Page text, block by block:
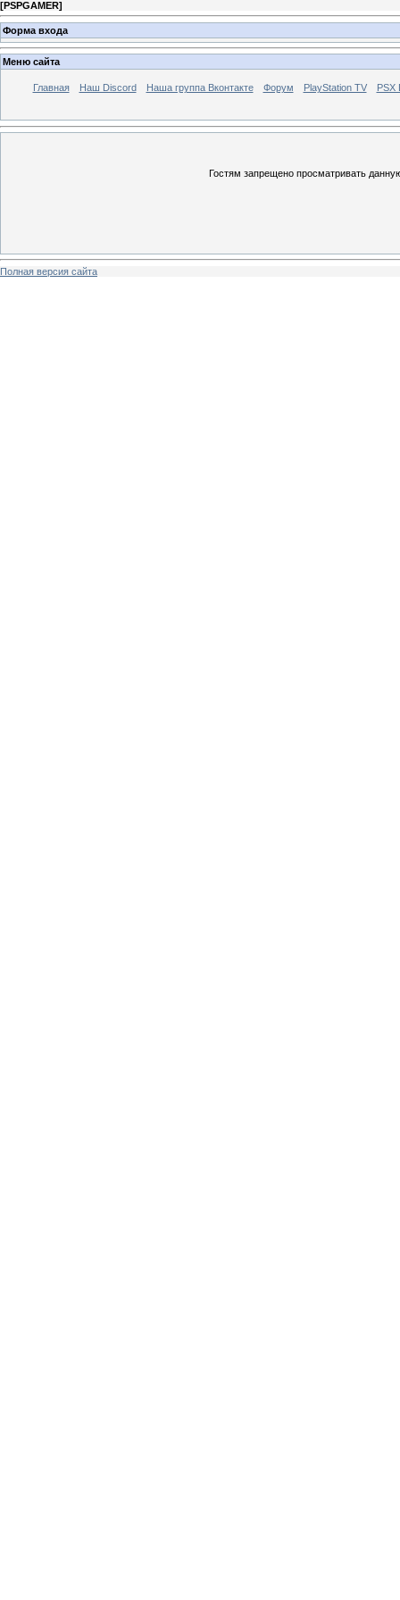
[PSPGAMER]
Форма входа
Меню сайта
Главная Наш Discord Наша группа Вконтакте Форум PlayStation TV PSX
Гостям запрещено просматривать
Полная версия сайта